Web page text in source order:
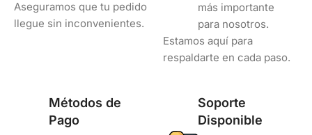
Aseguramos que tu pedido
llegue sin inconvenientes.
más importante
para nosotros.
Estamos aquí para
respaldarte en cada paso.
Métodos de
Pago
Soporte
Disponible